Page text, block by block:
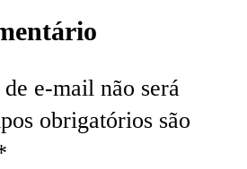
e-mail não será
obrigatórios são